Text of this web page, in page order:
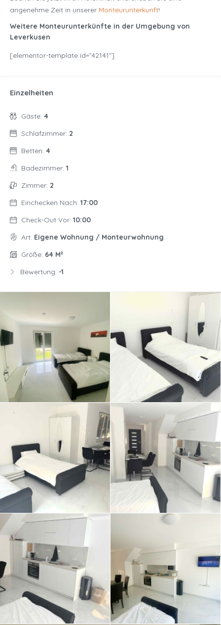
angenehme Zeit in unserer Monteurunterkunft!
Weitere Monteurunterkünfte in der Umgebung von
Leverkusen
[elementor-template id=”42141″]
Einzelheiten
Gäste: 4
Schlafzimmer: 2
Betten: 4
Badezimmer: 1
Zimmer: 2
Einchecken Nach: 17:00
Check-Out Vor: 10:00
Art: Eigene Wohnung / Monteurwohnung
Größe: 64 M²
Bewertung: -1